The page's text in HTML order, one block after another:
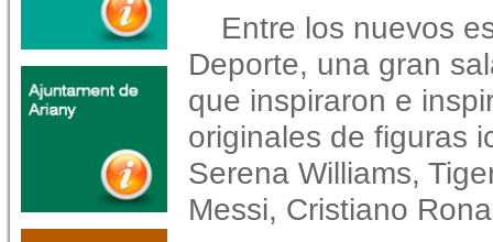
Entre los nuevos
Deporte, una gran
que inspiraron e
originales de figuras
Serena Williams,
Messi, Cristiano